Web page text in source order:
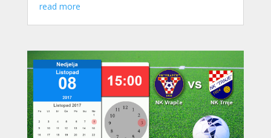
read more